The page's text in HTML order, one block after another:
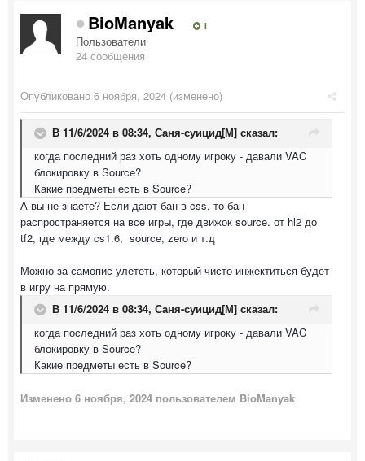
BioManyak 1
Пользователи
24 сообщения
Опубликовано 6 ноября, 2024 (изменено)
В 11/6/2024 в 08:34, Саня-суицид[М] сказал:
когда последний раз хоть одному игроку - давали VAC
блокировку в Source?
Какие предметы есть в Source?
А вы не знаете? Если дают бан в css, то бан
распространяется на все игры, где движок source. от hl2 до
tf2, где между cs1.6, source, zero и т.д
Можно за самопис улететь, который чисто инжектиться будет
в игру на прямую.
В 11/6/2024 в 08:34, Саня-суицид[М] сказал:
когда последний раз хоть одному игроку - давали VAC
блокировку в Source?
Какие предметы есть в Source?
Изменено 6 ноября, 2024 пользователем BioManyak